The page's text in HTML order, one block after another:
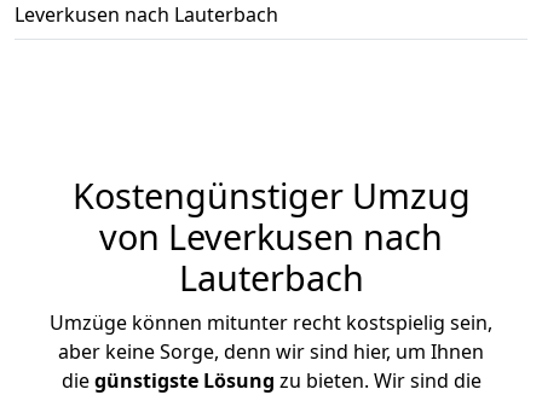
Leverkusen nach Lauterbach
Kostengünstiger Umzug
von Leverkusen nach
Lauterbach
Umzüge können mitunter recht kostspielig sein,
aber keine Sorge, denn wir sind hier, um Ihnen
diegünstigste Lösung zu bieten. Wir sind die